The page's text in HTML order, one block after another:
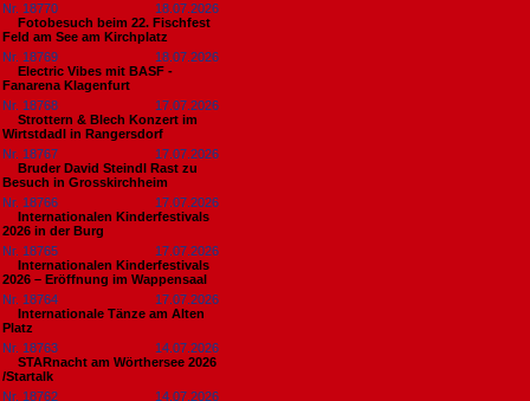
Nr. 18770
18.07.2026
Fotobesuch beim 22. Fischfest
Feld am See am Kirchplatz
Nr. 18769
18.07.2026
Electric Vibes mit BASF -
Fanarena Klagenfurt
Nr. 18768
17.07.2026
Strottern & Blech Konzert im
Wirtstdadl in Rangersdorf
Nr. 18767
17.07.2026
Bruder David Steindl Rast zu
Besuch in Grosskirchheim
Nr. 18766
17.07.2026
Internationalen Kinderfestivals
2026 in der Burg
Nr. 18765
17.07.2026
Internationalen Kinderfestivals
2026 – Eröffnung im Wappensaal
Nr. 18764
17.07.2026
Internationale Tänze am Alten
Platz
Nr. 18763
14.07.2026
STARnacht am Wörthersee 2026
/Startalk
Nr. 18762
14.07.2026